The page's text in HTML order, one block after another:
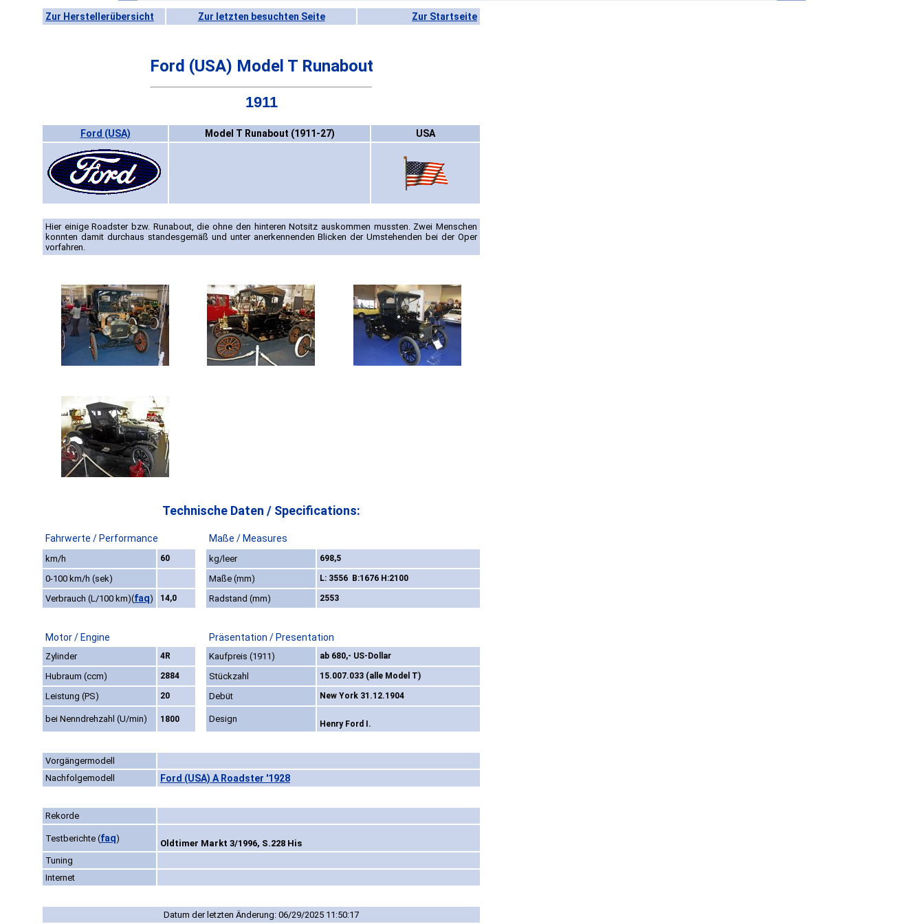
Zur Herstellerübersicht Zur letzten besuchten Seite Zur Startseite
Ford (USA) Model T Runabout
1911
Ford (USA) Model T Runabout (1911-27) USA
Hier einige Roadster bzw. Runabout, die ohne den hinteren Notsitz auskommen mussten. Zwei Menschen
konnten damit durchaus standesgemäß und unter anerkennenden Blicken der Umstehenden bei der Oper
vorfahren.
Technische Daten / Specifications:
Fahrwerte / Performance Maße / Measures
km/h 60 kg/leer 698,5
0-100 km/h (sek) Maße (mm) L: 3556 B:1676 H:2100
Verbrauch (L/100 km)(faq) 14,0 Radstand (mm) 2553
Motor / Engine Präsentation / Presentation
Zylinder 4R Kaufpreis (1911) ab 680,- US-Dollar
Hubraum (ccm) 2884 Stückzahl 15.007.033 (alle Model T)
Leistung (PS) 20 Debüt New York 31.12.1904
bei Nenndrehzahl (U/min) 1800 Design Henry Ford I.
Vorgängermodell
Nachfolgemodell
Ford (USA) A Roadster '1928
Rekorde
Testberichte (faq)
Oldtimer Markt 3/1996, S.228 His
Tuning
Internet
Datum der letzten Änderung: 06/29/2025 11:50:17